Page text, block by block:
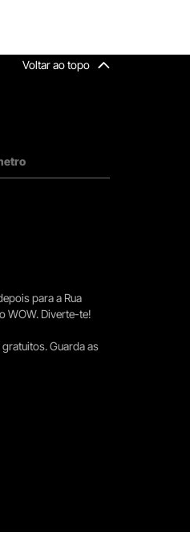
Voltar ao topo
para a Rua
WOW. Diverte-te!
Guarda as